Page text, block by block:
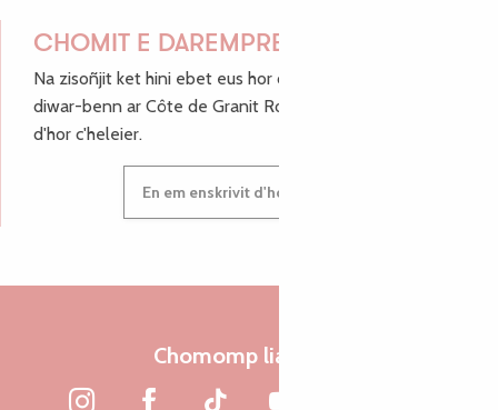
CHOMIT E DAREMPRED !
Na zisoñjit ket hini ebet eus hor c'hinnigoù mat ha keleier
diwar-benn ar Côte de Granit Rose, enskrivit hoc'h anv
d'hor c'heleier.
En em enskrivit d'hor c'heleier
Chomomp liammet